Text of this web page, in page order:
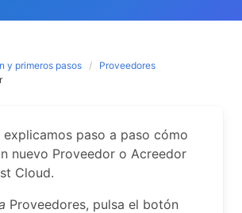
y primeros pasos
Proveedores
explicamos paso a paso cómo
nuevo Proveedor o Acreedor
Cloud.
Proveedores, pulsa el botón